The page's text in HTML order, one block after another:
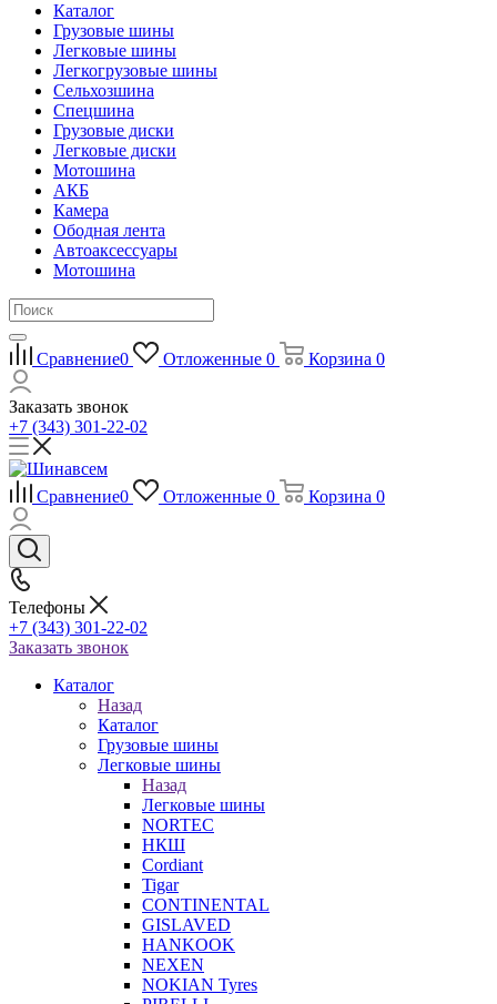
Каталог
Грузовые шины
Легковые шины
Легкогрузовые шины
Сельхозшина
Спецшина
Грузовые диски
Легковые диски
Мотошина
АКБ
Камера
Ободная лента
Автоаксессуары
Мотошина
Сравнение0 Отложенные 0 Корзина 0
Заказать звонок
+7 (343) 301-22-02
Сравнение0 Отложенные 0 Корзина 0
Телефоны
+7 (343) 301-22-02
Заказать звонок
Каталог
Назад
Каталог
Грузовые шины
Легковые шины
Назад
Легковые шины
NORTEС
НКШ
Cordiant
Tigar
CONTINENTAL
GISLAVED
HANKOOK
NEXEN
NOKIAN Tyres